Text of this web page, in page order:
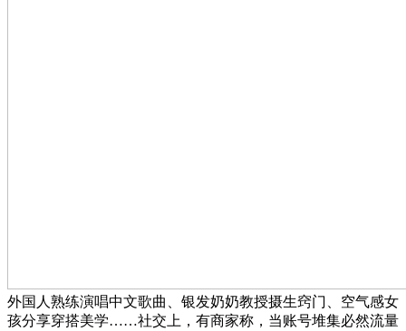
外国人熟练演唱中文歌曲、银发奶奶教授摄生窍门、空气感女
孩分享穿搭美学……社交上，有商家称，当账号堆集必然流量